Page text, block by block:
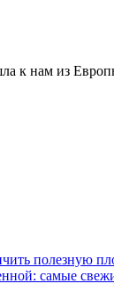
из
полезную
самые